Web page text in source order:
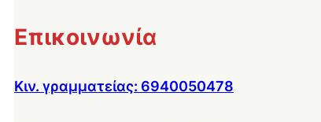
Επικοινωνία
Κιν. γραμματείας: 6940050478